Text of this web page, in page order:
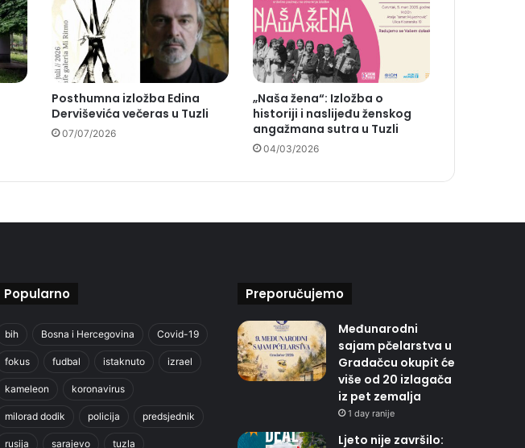
Posthumna izložba Edina
Derviševića večeras u Tuzli
07/07/2026
„Naša žena“: Izložba o
historiji i naslijeđu ženskog
angažmana sutra u Tuzli
04/03/2026
Popularno
bih Bosna i Hercegovina Covid-19
fokus fudbal istaknuto izrael
kameleon koronavirus
milorad dodik policija predsjednik
rusija sarajevo tuzla
Preporučujemo
Međunarodni
sajam pčelarstva u
Gradačcu okupit će
više od 20 izlagača
iz pet zemalja
1 day ranije
Ljeto nije završilo: